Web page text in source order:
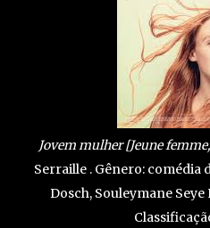
Jovem mulher [Jeune
Serraille . Gênero: comédia
Dosch, Souleymane